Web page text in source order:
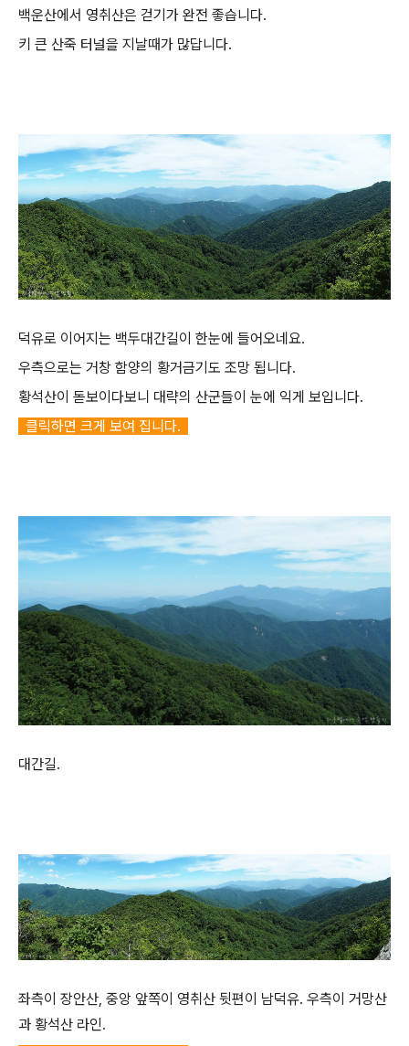
백운산에서 영취산은 걷기가 완전 좋습니다.
키 큰 산죽 터널을 지날때가 많답니다.
덕유로 이어지는 백두대간길이 한눈에 들어오네요.
우측으로는 거창 함양의 황거금기도 조망 됩니다.
황석산이 돋보이다보니 대략의 산군들이 눈에 익게 보입니다.
클릭하면 크게 보여 집니다.
대간길.
좌측이 장안산, 중앙 앞쪽이 영취산 뒷편이 남덕유. 우측이 거망산
과 황석산 라인.